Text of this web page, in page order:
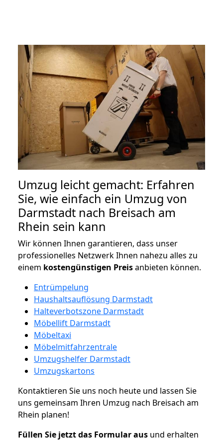
Umzug leicht gemacht: Erfahren
Sie, wie einfach ein Umzug von
Darmstadt nach Breisach am
Rhein sein kann
Wir können Ihnen garantieren, dass unser
professionelles Netzwerk Ihnen nahezu alles zu
einem kostengünstigen Preisanbieten können.
Entrümpelung
Haushaltsauflösung Darmstadt
Halteverbotszone Darmstadt
Möbellift Darmstadt
Möbeltaxi
Möbelmitfahrzentrale
Umzugshelfer Darmstadt
Umzugskartons
Kontaktieren Sie uns noch heute und lassen Sie
uns gemeinsam Ihren Umzug nach Breisach am
Rhein planen!
Füllen Sie jetzt das Formular aus und erhalten